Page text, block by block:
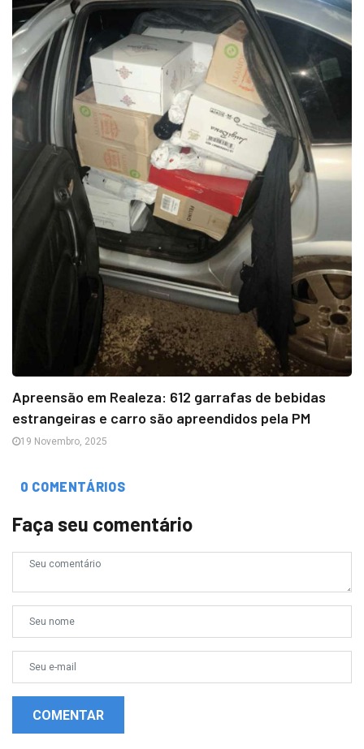
Apreensão em Realeza: 612 garrafas de bebidas
estrangeiras e carro são apreendidos pela PM
19 Novembro, 2025
0 COMENTÁRIOS
Faça seu comentário
COMENTAR